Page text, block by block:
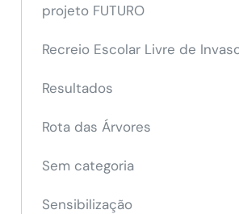
projeto FUTURO
Recreio Escolar Livre de
Resultados
Rota das Árvores
Sem categoria
Sensibilização